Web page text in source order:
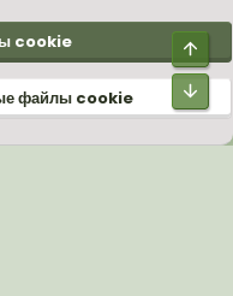
cookie
файлы cookie